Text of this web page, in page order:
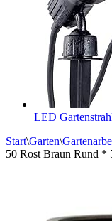
LED
Start\Garten\
50 Rost Braun Rund *